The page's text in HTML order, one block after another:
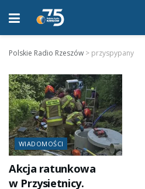
Polskie Radio Rzeszów > przyspypany
WIADOMOŚCI
Akcja ratunkowa
w Przysietnicy.